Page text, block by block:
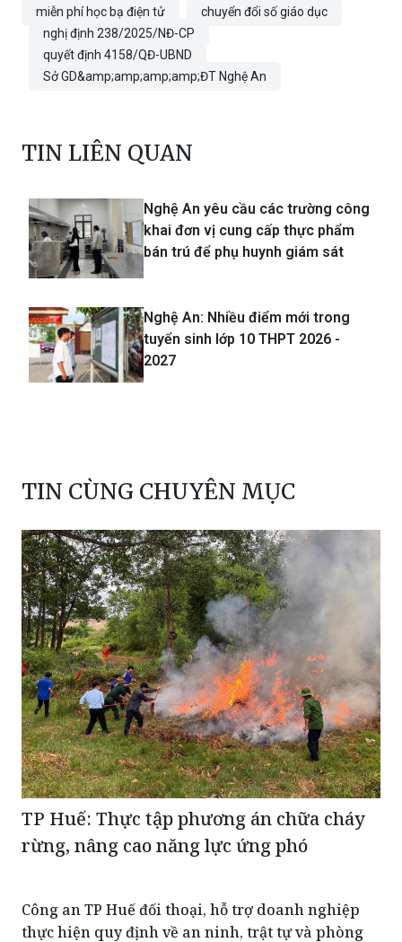
quyết định 4158/QĐ-UBND
Sở GD&amp;amp;amp;amp;ĐT Nghệ An
Nghệ An yêu cầu các trường công
bán trú để phụ huynh giám sát
2027
TP Huế: Thực tập phương án chữa cháy
rừng, nâng cao năng lực ứng phó
Công an TP Huế đối thoại, hỗ trợ doanh nghiệp
cháy, chữa cháy